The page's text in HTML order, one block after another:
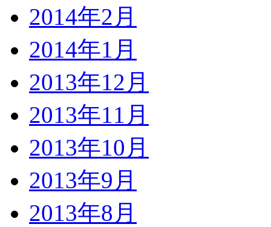
2014年2月
2014年1月
2013年12月
2013年11月
2013年10月
2013年9月
2013年8月